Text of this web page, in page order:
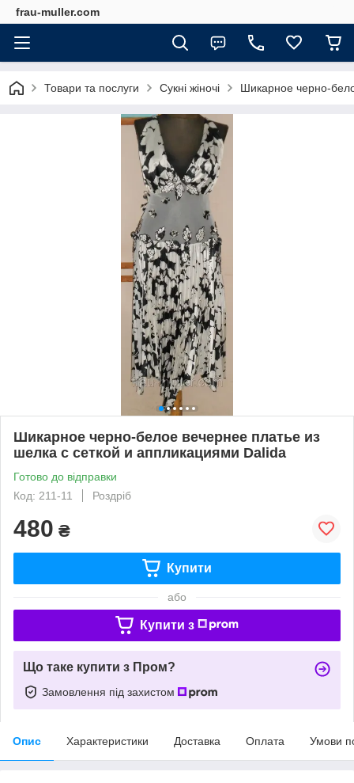
frau-muller.com
Товари та послуги Сукні жіночі Шикарное черно-
Шикарное черно-белое вечернее платье из
шелка с сеткой и аппликациями Dalida
Готово до відправки
Код: 211-11
Роздріб
480 ₴
Купити
або
Купити з
Що таке купити з Пром?
Замовлення під захистом
Опис Характеристики Доставка Оплата Умови